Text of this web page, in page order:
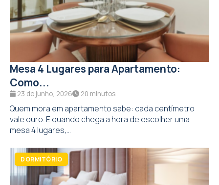
Mesa 4 Lugares para Apartamento:
Como...
23 de junho, 2026 20 minutos
Quem mora em apartamento sabe: cada centímetro
vale ouro. E quando chega a hora de escolher uma
mesa 4 lugares,...
DORMITÓRIO